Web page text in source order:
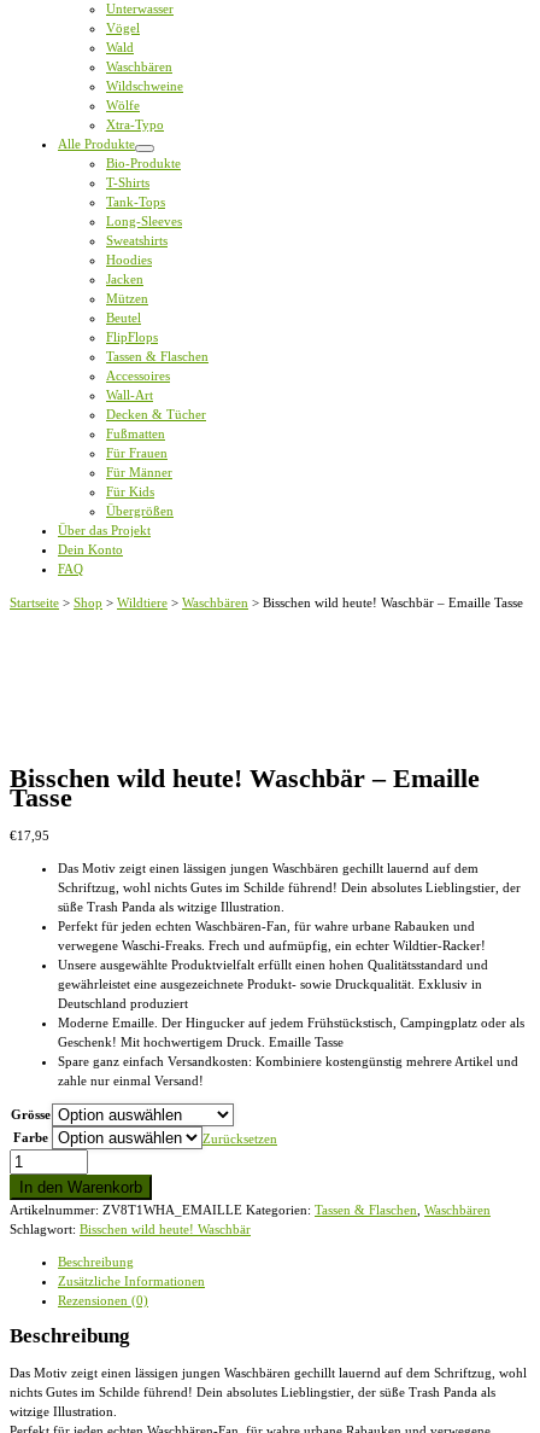
Unterwasser
Vögel
Wald
Waschbären
Wildschweine
Wölfe
Xtra-Typo
Alle Produkte
Bio-Produkte
T-Shirts
Tank-Tops
Long-Sleeves
Sweatshirts
Hoodies
Jacken
Mützen
Beutel
FlipFlops
Tassen & Flaschen
Accessoires
Wall-Art
Decken & Tücher
Fußmatten
Für Frauen
Für Männer
Für Kids
Übergrößen
Über das Projekt
Dein Konto
FAQ
Startseite > Shop > Wildtiere > Waschbären > Bisschen wild heute! Waschbär – Emaille Tasse
Bisschen wild heute! Waschbär – Emaille
Tasse
€17,95
Das Motiv zeigt einen lässigen jungen Waschbären gechillt lauernd auf dem
Schriftzug, wohl nichts Gutes im Schilde führend! Dein absolutes Lieblingstier, der
süße Trash Panda als witzige Illustration.
Perfekt für jeden echten Waschbären-Fan, für wahre urbane Rabauken und
verwegene Waschi-Freaks. Frech und aufmüpfig, ein echter Wildtier-Racker!
Unsere ausgewählte Produktvielfalt erfüllt einen hohen Qualitätsstandard und
gewährleistet eine ausgezeichnete Produkt- sowie Druckqualität. Exklusiv in
Deutschland produziert
Moderne Emaille. Der Hingucker auf jedem Frühstückstisch, Campingplatz oder als
Geschenk! Mit hochwertigem Druck. Emaille Tasse
Spare ganz einfach Versandkosten: Kombiniere kostengünstig mehrere Artikel und
zahle nur einmal Versand!
Grösse
Farbe
Zurücksetzen
Bisschen
wild
heute!
Waschbär
-
In den Warenkorb
Artikelnummer: ZV8T1WHA_EMAILLE Kategorien: Tassen & Flaschen Waschbären
Schlagwort: Bisschen wild heute! Waschbär
Beschreibung
Zusätzliche Informationen
Rezensionen (0)
Beschreibung
Das Motiv zeigt einen lässigen jungen Waschbären gechillt lauernd auf dem Schriftzug, wohl
nichts Gutes im Schilde führend! Dein absolutes Lieblingstier, der süße Trash Panda als
witzige Illustration.